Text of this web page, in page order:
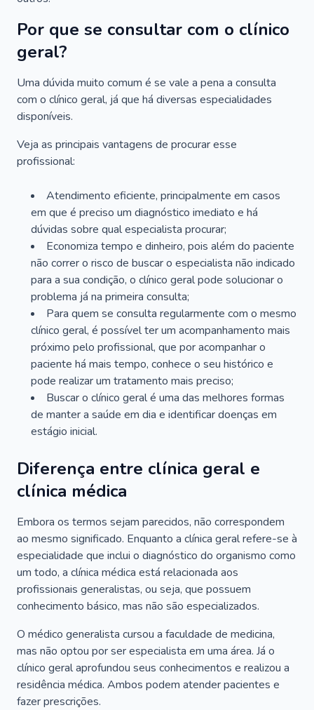
Por que se consultar com o clínico
geral?
Uma dúvida muito comum é se vale a pena a consulta
com o clínico geral, já que há diversas especialidades
disponíveis.
Veja as principais vantagens de procurar esse
profissional:
Atendimento eficiente, principalmente em casos
em que é preciso um diagnóstico imediato e há
dúvidas sobre qual especialista procurar;
Economiza tempo e dinheiro, pois além do paciente
não correr o risco de buscar o especialista não indicado
para a sua condição, o clínico geral pode solucionar o
problema já na primeira consulta;
Para quem se consulta regularmente com o mesmo
clínico geral, é possível ter um acompanhamento mais
próximo pelo profissional, que por acompanhar o
paciente há mais tempo, conhece o seu histórico e
pode realizar um tratamento mais preciso;
Buscar o clínico geral é uma das melhores formas
de manter a saúde em dia e identificar doenças em
estágio inicial.
Diferença entre clínica geral e
clínica médica
Embora os termos sejam parecidos, não correspondem
ao mesmo significado. Enquanto a clínica geral refere-se à
especialidade que inclui o diagnóstico do organismo como
um todo, a clínica médica está relacionada aos
profissionais generalistas, ou seja, que possuem
conhecimento básico, mas não são especializados.
O médico generalista cursou a faculdade de medicina,
mas não optou por ser especialista em uma área. Já o
clínico geral aprofundou seus conhecimentos e realizou a
residência médica. Ambos podem atender pacientes e
fazer prescrições.